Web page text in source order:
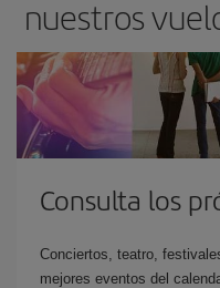
nuestros
Consulta los
Conciertos, teatro,
mejores eventos del